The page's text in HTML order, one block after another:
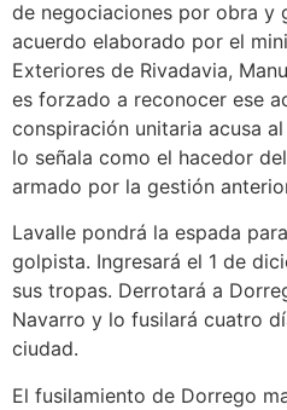
de negociaciones por obra y
acuerdo elaborado por el
Exteriores de Rivadavia,
es forzado a reconocer ese
conspiración unitaria acusa
lo señala como el hacedor
armado por la gestión
Lavalle pondrá la espada
golpista. Ingresará el 1 de
sus tropas. Derrotará a
Navarro y lo fusilará cuatro
ciudad.
El fusilamiento de Dorrego